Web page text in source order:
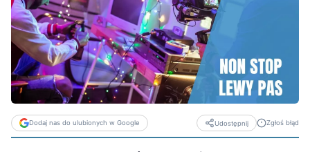
Dodaj nas do ulubionych w Google Udostępnij Zgłoś błąd